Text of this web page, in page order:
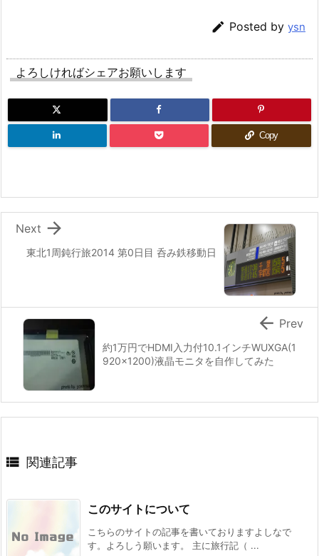
 Posted by ysn
よろしければシェアお願いします
Copy
東北1周鈍行旅2014 第0日目 呑み鉄移動日

Next
約1万円でHDMI入力付10.1インチWUXGA(1
920x1200)液晶モニタを自作してみた
 Prev
 関連記事
このサイトについて
こちらのサイトの記事を書いておりますよしなで
す。よろしう願います。 主に旅行記（ ...